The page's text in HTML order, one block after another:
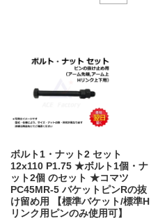
ボルト1・ナット2 セット
12x110 P1.75 ★ボルト1個・ナ
ット2個 のセット ★コマツ
PC45MR-5 バケットピンRの抜
け留め用 【標準バケット/標準H
リンク用ピンのみ使用可】